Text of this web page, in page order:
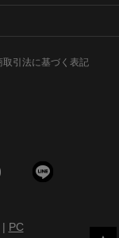
取引法に基づく表記
| PC